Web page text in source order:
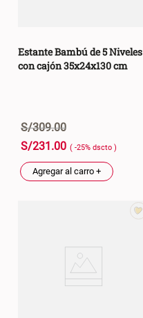
Estante Bambú de 5 Niveles
con cajón 35x24x130 cm
S/309.00
S/231.00 ( -25% dscto )
Agregar al carro +